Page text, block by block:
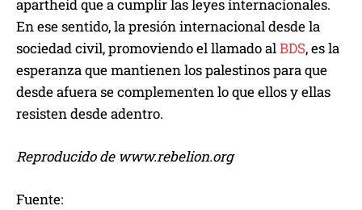
apartheid que a cumplir las leyes internacionales.
En ese sentido, la presión internacional desde la
sociedad civil, promoviendo el llamado alBDS, es la
esperanza que mantienen los palestinos para que
desde afuera se complementen lo que ellos y ellas
resisten desde adentro.
Reproducido de www.rebelion.org
Fuente: